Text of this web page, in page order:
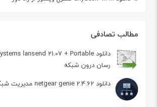
مطالب تصادفی
رسان درون شبکه
دانلود netgear genie 2.4.62 مدیریت شبکه